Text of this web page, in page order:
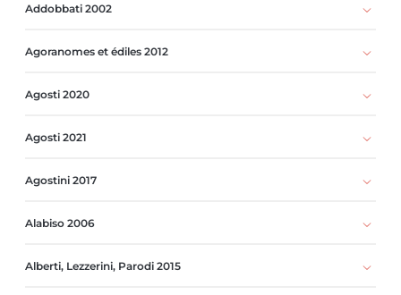
Addobbati 2002
Agoranomes et édiles 2012
Agosti 2020
Agosti 2021
Agostini 2017
Alabiso 2006
Alberti, Lezzerini, Parodi 2015